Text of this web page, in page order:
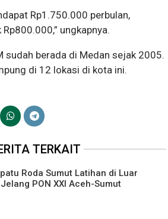
Rp1.750.000 perbulan,
ungkapnya.
sudah berada di Medan sejak 2005.
di 12 lokasi di kota ini.
TERKAIT
Roda Sumut Latihan di Luar
PON XXI Aceh-Sumut